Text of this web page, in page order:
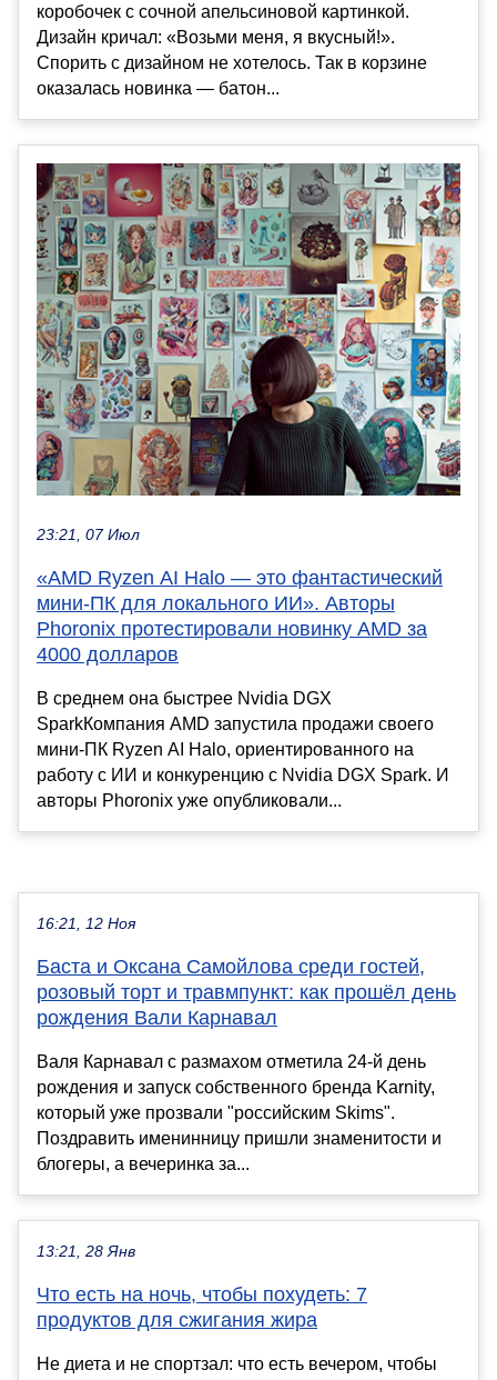
коробочек с сочной апельсиновой картинкой.
Дизайн кричал: «Возьми меня, я вкусный!».
Спорить с дизайном не хотелось. Так в корзине
оказалась новинка — батон...
23:21, 07 Июл
«AMD Ryzen AI Halo — это фантастический
мини-ПК для локального ИИ». Авторы
Phoronix протестировали новинку AMD за
4000 долларов
В среднем она быстрее Nvidia DGX
SparkКомпания AMD запустила продажи своего
мини-ПК Ryzen AI Halo, ориентированного на
работу с ИИ и конкуренцию с Nvidia DGX Spark. И
авторы Phoronix уже опубликовали...
16:21, 12 Ноя
Баста и Оксана Самойлова среди гостей,
розовый торт и травмпункт: как прошёл день
рождения Вали Карнавал
Валя Карнавал с размахом отметила 24-й день
рождения и запуск собственного бренда Karnity,
который уже прозвали "российским Skims".
Поздравить именинницу пришли знаменитости и
блогеры, а вечеринка за...
13:21, 28 Янв
Что есть на ночь, чтобы похудеть: 7
продуктов для сжигания жира
Не диета и не спортзал: что есть вечером, чтобы